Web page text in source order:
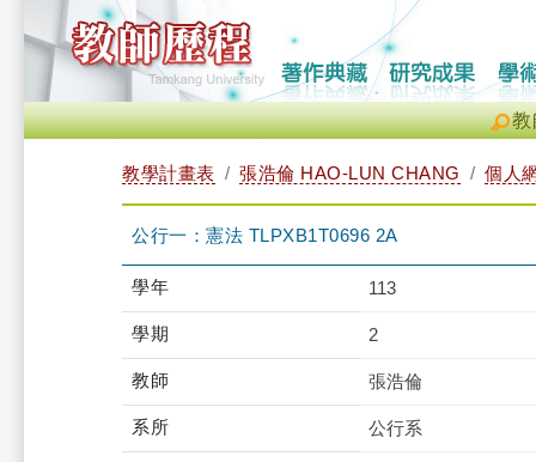
教
教學計畫表 張浩倫 HAO-LUN CHANG 個人
公行一：憲法 TLPXB1T0696 2A
學年 113
學期 2
教師 張浩倫
系所 公行系